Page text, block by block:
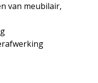
van meubilair,